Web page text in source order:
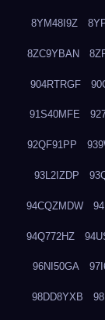
8YM48I9Z
8ZC9YBAN
904RTRGF
91S40MFE
92QF91PP
93L2IZDP
94CQZMDW
94Q772HZ
96NI50GA
98DD8YXB